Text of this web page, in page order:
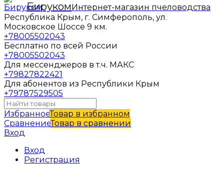
БирукомИнтернет-магазин пчеловодства
Республика Крым, г. Симферополь, ул.
Московское Шоссе 9 км.
+78005502043
Бесплатно по всей России
+78005502043
Для мессенджеров в т.ч. МАКС
+79827822421
Для абонентов из Республики Крым
+79787529505
ИзбранноеТовар в избранном
СравнениеТовар в сравнении
Вход
Вход
Регистрация